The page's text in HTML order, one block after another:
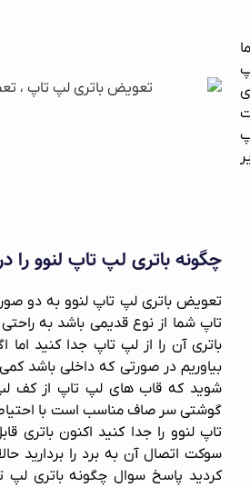
چگونه باتری لپ تاپ لنوو را
تعویض باتری لپ تاپ لنوو به دو
تاپ شما از نوع قدیمی باشد به
باتری آن را از لپ تاپ جدا کنید اما
بیاوریم در صورتی که داخلی باشد
شوید که قاب های لپ تاپ از کف
گوشتی سر صاف مناسب است با
تاپ لنوو را جدا کنید اکنون باتری
سوکت اتصال آن به برد را بردارید
کردید پاسخ سوال چگونه باتری لپ